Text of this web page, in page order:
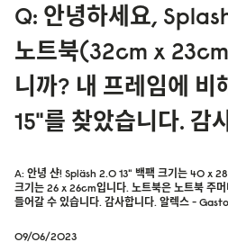
Q: 안녕하세요,
노트북(32cm x
니까? 내 프레임에 비
15"를 찾았습니다. 감
A: 안녕 샨! Spläsh 2.0 13" 백팩 크기는 40 x
크기는 26 x 26cm입니다. 노트북은 노트북 주
들어갈 수 있습니다. 감사합니다. 알렉스 -
09/06/2023